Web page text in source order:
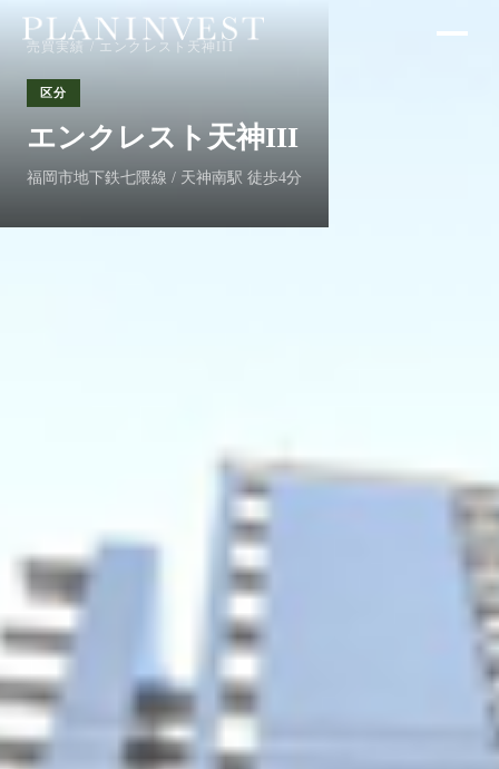
売買実績 / エンクレスト天神III
区分
エンクレスト天神III
福岡市地下鉄七隈線 / 天神南駅 徒歩4分